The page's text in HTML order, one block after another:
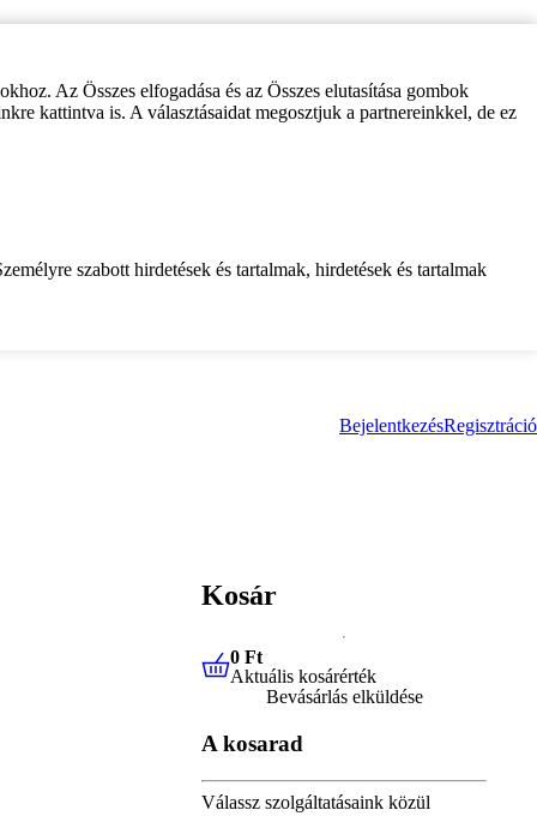
Az Összes elfogadása és az Összes elutasítása gombok
kattintva is. A választásaidat megosztjuk a partnereinkkel, de ez
szabott hirdetések és tartalmak, hirdetések és tartalmak
BejelentkezésRegisztráció
Kosár
0 FtAktuális kosárérték
0 Ft
Aktuális kosárérték
Bevásárlás elküldése
A kosarad
Válassz szolgáltatásaink közül